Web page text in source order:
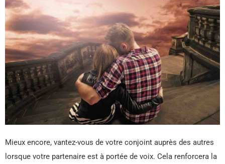
Mieux encore, vantez-vous de votre conjoint auprès des autres
lorsque votre partenaire est à portée de voix. Cela renforcera la